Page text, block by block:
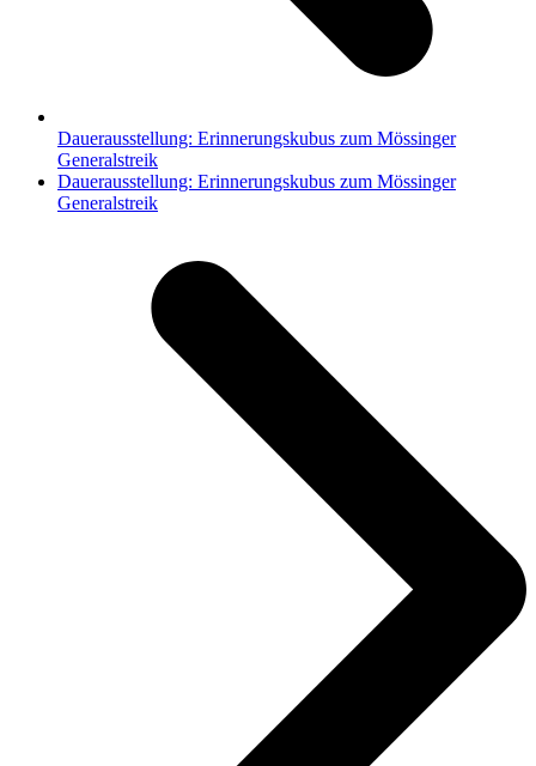
Dauerausstellung: Erinnerungskubus zum Mössinger
Generalstreik
Nächster
Beitrag:
Dauerausstellung: Erinnerungskubus zum Mössinger
Generalstreik